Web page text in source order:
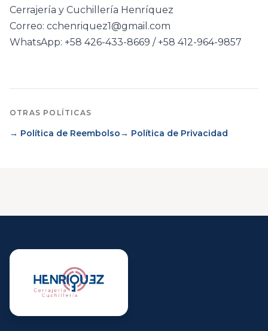
Cerrajería y Cuchillería Henríquez
Correo: cchenriquez1@gmail.com
WhatsApp: +58 426-433-8669 / +58 412-964-9857
OTRAS POLÍTICAS
→ Política de Reembolso→ Política de Privacidad